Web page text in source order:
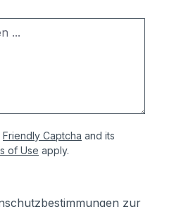
Friendly Captcha and its
of Use apply.
zur